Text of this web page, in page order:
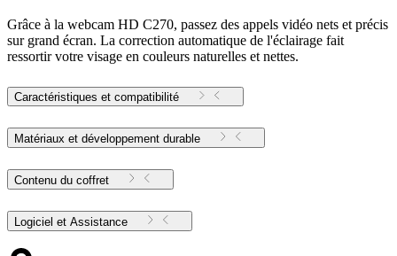
Grâce à la webcam HD C270, passez des appels vidéo nets et précis
sur grand écran. La correction automatique de l'éclairage fait
ressortir votre visage en couleurs naturelles et nettes.
Caractéristiques et compatibilité
Matériaux et développement durable
Contenu du coffret
Logiciel et Assistance